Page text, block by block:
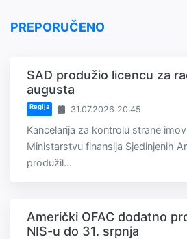
PREPORUČENO
SAD produžio licencu za
augusta
Regija 31.07.2026 20:45
Kancelarija za kontrolu strane
Ministarstvu finansija Sjedinjenih
produžil...
Američki OFAC dodatno
NIS-u do 31. srpnja